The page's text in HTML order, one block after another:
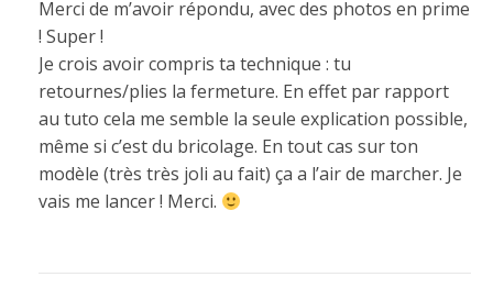
Merci de m’avoir répondu, avec des photos en prime
! Super !
Je crois avoir compris ta technique : tu
retournes/plies la fermeture. En effet par rapport
au tuto cela me semble la seule explication possible,
même si c’est du bricolage. En tout cas sur ton
modèle (très très joli au fait) ça a l’air de marcher. Je
vais me lancer ! Merci.